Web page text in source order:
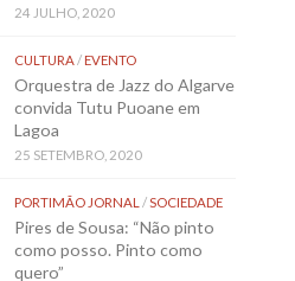
24 JULHO, 2020
CULTURA/EVENTO
Orquestra de Jazz do Algarve
convida Tutu Puoane em
Lagoa
25 SETEMBRO, 2020
PORTIMÃO JORNAL /SOCIEDADE
Pires de Sousa: “Não pinto
como posso. Pinto como
quero”